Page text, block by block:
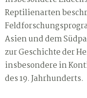
Reptilienarten
Asien und dem
zur Geschichte der
insbesondere in
des 19. Jahrhunderts.